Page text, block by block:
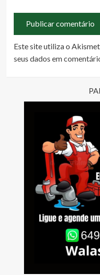
Este site utiliza o
seus dados em